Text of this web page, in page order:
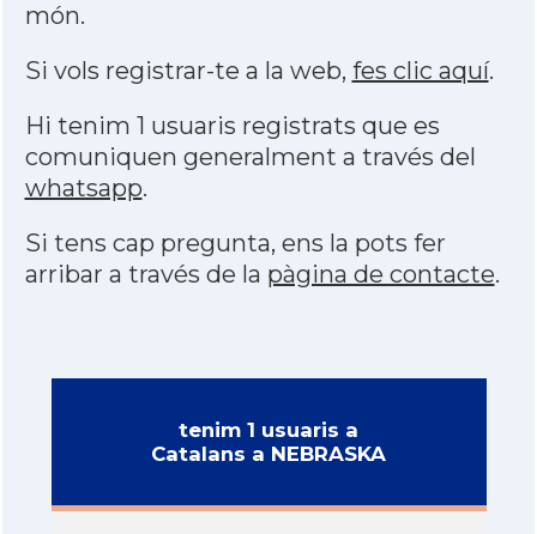
món.
Si vols registrar-te a la web, fes clic aquí.
Hi tenim 1 usuaris registrats que es
comuniquen generalment a través del
whatsapp.
Si tens cap pregunta, ens la pots fer
arribar a través de la pàgina de contacte.
tenim 1 usuaris a
Catalans a NEBRASKA